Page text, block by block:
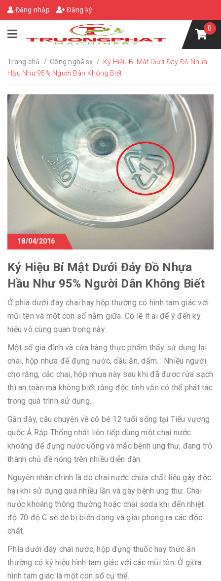
Đăng nhập Đăng ký
0
Trang chủ / Công nghệ sx / Ký Hiệu Bí Mật Dưới Đáy Đồ Nhựa
Hầu Như 95% Người Dân Không Biết
18/04/2016
Ký Hiệu Bí Mật Dưới Đáy Đồ Nhựa
Hầu Như 95% Người Dân Không Biết
Ở phía dưới đáy chai hay hộp thường có hình tam giác với
mũi tên và một con số nằm giữa. Có lẽ ít ai để ý đến ký
hiệu vô cùng quan trọng này.
Một số gia đình và cửa hàng thực phẩm thấy sử dụng lại
chai, hộp nhựa để đựng nước, dầu ăn, dấm... Nhiều người
cho rằng, các chai, hộp nhựa này sau khi đã được rửa sạch
thì an toàn mà không biết rằng độc tính vẫn có thể phát tác
trong quá trình sử dụng.
Gần đây, câu chuyện về cô bé 12 tuổi sống tại Tiểu vương
quốc Ả Rập Thống nhất liên tiếp dùng một chai nước
khoáng để đựng nước uống và mắc bệnh ung thư, đang trở
thành chủ đề nóng trên nhiều diễn đàn.
Nguyên nhân chính là do chai nước chứa chất liệu gây độc
hại khi sử dụng quá nhiều lần và gây bệnh ung thư. Chai
nước khoáng thông thường hoặc chai soda khi đến nhiệt
độ 70 độ C sẽ dễ bị biến dạng và giải phóng ra các độc
chất.
Phía dưới đáy chai nước, hộp đựng thuốc hay thức ăn
thường có ký hiệu hình tam giác với các mũi tên. Ở giữa
hình tam giác là một con số cụ thể.